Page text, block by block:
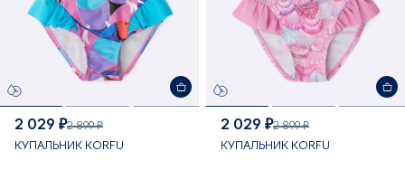
2 029 ₽2 899 ₽
КУПАЛЬНИК KORFU
2 029 ₽2 899 ₽
КУПАЛЬНИК KORFU